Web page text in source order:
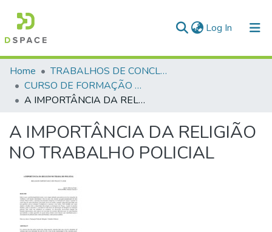
Log In (current)
Communities & Collections
All of DSpace
Home
TRABALHOS DE CONCLUSÃO DE CURSO - CFP (CURSO DE FORMAÇÃO DE PRAÇAS)
CURSO DE FORMAÇÃO DE PRAÇAS - CFP - 2018
A IMPORTÂNCIA DA RELIGIÃO NO TRABALHO POLICIAL
A IMPORTÂNCIA DA RELIGIÃO
NO TRABALHO POLICIAL